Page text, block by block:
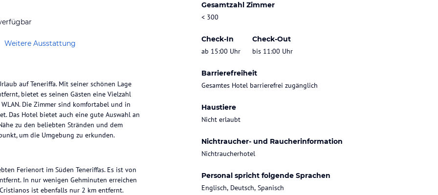
Weitere Ausstattung
Gesamtzahl Zimmer
< 300
Check-In
ab 15:00 Uhr
Check-Out
bis 11:00 Uhr
Barrierefreiheit
Gesamtes Hotel barrierefrei zugänglich
Haustiere
Nicht erlaubt
Nichtraucher- und Raucherinformation
Nichtraucherhotel
Personal spricht folgende Sprachen
Englisch, Deutsch, Spanisch
auf Teneriffa. Mit seiner schönen Lage
bietet es seinen Gästen eine Vielzahl
Die Zimmer sind komfortabel und in
Das Hotel bietet auch eine gute Auswahl an
zu den beliebten Stränden und dem
um die Umgebung zu erkunden.
Ferienort im Süden Teneriffas. Es ist von
In nur wenigen Gehminuten erreichen
ist ebenfalls nur 2 km entfernt.